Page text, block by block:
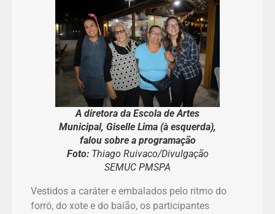
A diretora da Escola de Artes
Municipal, Giselle Lima (à esquerda),
falou sobre a programação
Foto: Thiago Ruivaco/Divulgação
SEMUC PMSPA
Vestidos a caráter e embalados pelo ritmo do
forró, do xote e do baião, os participantes